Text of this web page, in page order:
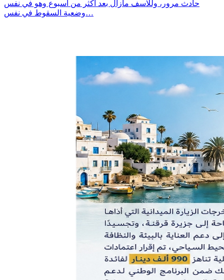
حادث مرور، وللاسف مازال بعد أكثر من أسبوع وهو في نفس
وضعية السقوط في نفس…